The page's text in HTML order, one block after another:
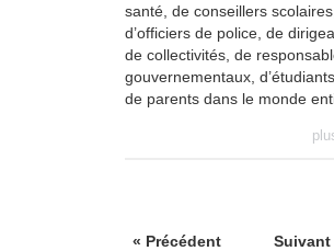
santé, de conseillers scolaires,
d’officiers de police, de
de collectivités, de
gouvernementaux,
de parents dans le monde
« Précédent Suivant